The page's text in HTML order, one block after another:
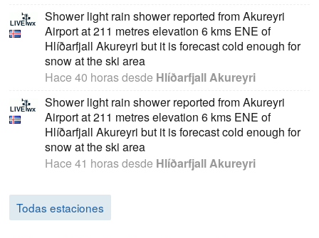
Shower light rain shower reported from Akureyri
Airport at 211 metres elevation 6 kms ENE of
Hlíðarfjall Akureyri but it is forecast cold enough for
snow at the ski area
Hace 40 horasdesde Hlíðarfjall Akureyri
Shower light rain shower reported from Akureyri
Airport at 211 metres elevation 6 kms ENE of
Hlíðarfjall Akureyri but it is forecast cold enough for
snow at the ski area
Hace 41 horasdesde Hlíðarfjall Akureyri
Todas estaciones